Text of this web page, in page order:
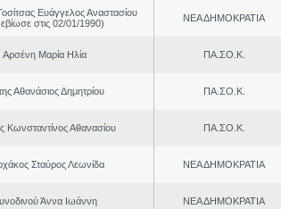
Ευάγγελος Αναστασίου
στις 02/01/1990)
ΝΕΑ ΔΗΜΟΚΡΑΤΙΑ
Αρσένη Μαρία Ηλία ΠΑ.ΣΟ.Κ.
Αθανάσιος Δημητρίου ΠΑ.ΣΟ.Κ.
Κωνσταντίνος Αθανασίου ΠΑ.ΣΟ.Κ.
Σταύρος Λεωνίδα ΝΕΑ ΔΗΜΟΚΡΑΤΙΑ
Άννα Ιωάννη ΝΕΑ ΔΗΜΟΚΡΑΤΙΑ